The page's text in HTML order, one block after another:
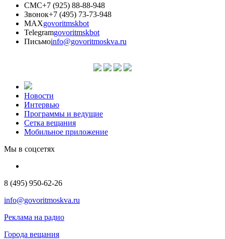
СМС+7 (925) 88-88-948
Звонок+7 (495) 73-73-948
MAXgovoritmskbot
Telegramgovoritmskbot
Письмоinfo@govoritmoskva.ru
Новости
Интервью
Программы и ведущие
Сетка вещания
Мобильное приложение
Мы в соцсетях
8 (495) 950-62-26
info@govoritmoskva.ru
Реклама на радио
Города вещания